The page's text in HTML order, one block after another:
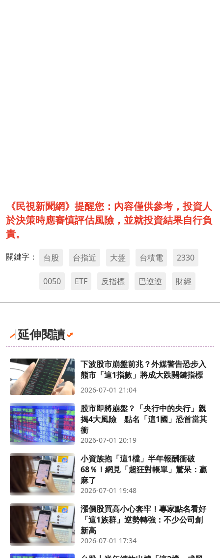
《民視新聞網》提醒您：內容僅供參考，投資人
於決策時應審慎評估風險，並就投資結果自行負
責。
關鍵字： 台股 台指近 大盤 台積電 2330
0050 ETF 反指標 巴逆逆 財經
延伸閱讀
下波股市崩盤前兆？外媒警告恐步入
熊市「這1指數」將成大跌關鍵指標
2026-07-01 21:04
股市即將崩盤？「央行中的央行」親
揭4大風險 點名「這1國」恐首當其
衝
2026-07-01 20:19
小資族抱「這1檔」半年報酬衝破
68％！網見「超狂對帳單」驚呆：贏
麻了
2026-07-01 19:48
漲價股買高小心套牢！專家點名看好
「這1族群」逆勢轉強：不少公司創
新高
2026-07-01 17:34